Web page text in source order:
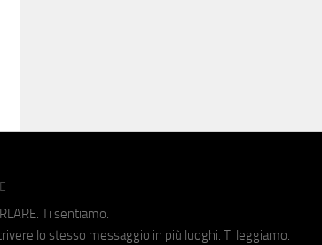
Ti sentiamo.
lo stesso messaggio in più luoghi. Ti leggiamo.